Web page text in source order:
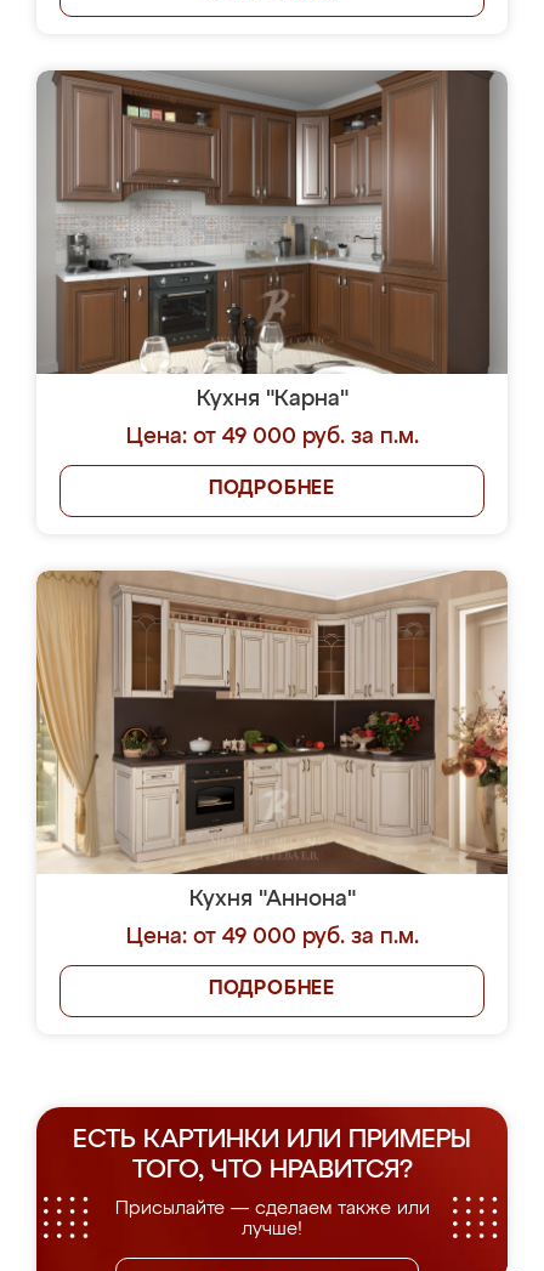
Кухня "Карна"
Цена: от 49 000 руб. за п.м.
ПОДРОБНЕЕ
Кухня "Аннона"
Цена: от 49 000 руб. за п.м.
ПОДРОБНЕЕ
ЕСТЬ КАРТИНКИ ИЛИ ПРИМЕРЫ
ТОГО, ЧТО НРАВИТСЯ?
Присылайте — сделаем также или
лучше!